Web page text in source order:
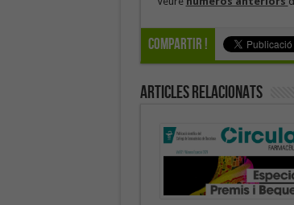
Compartir !
Articles Relacionats